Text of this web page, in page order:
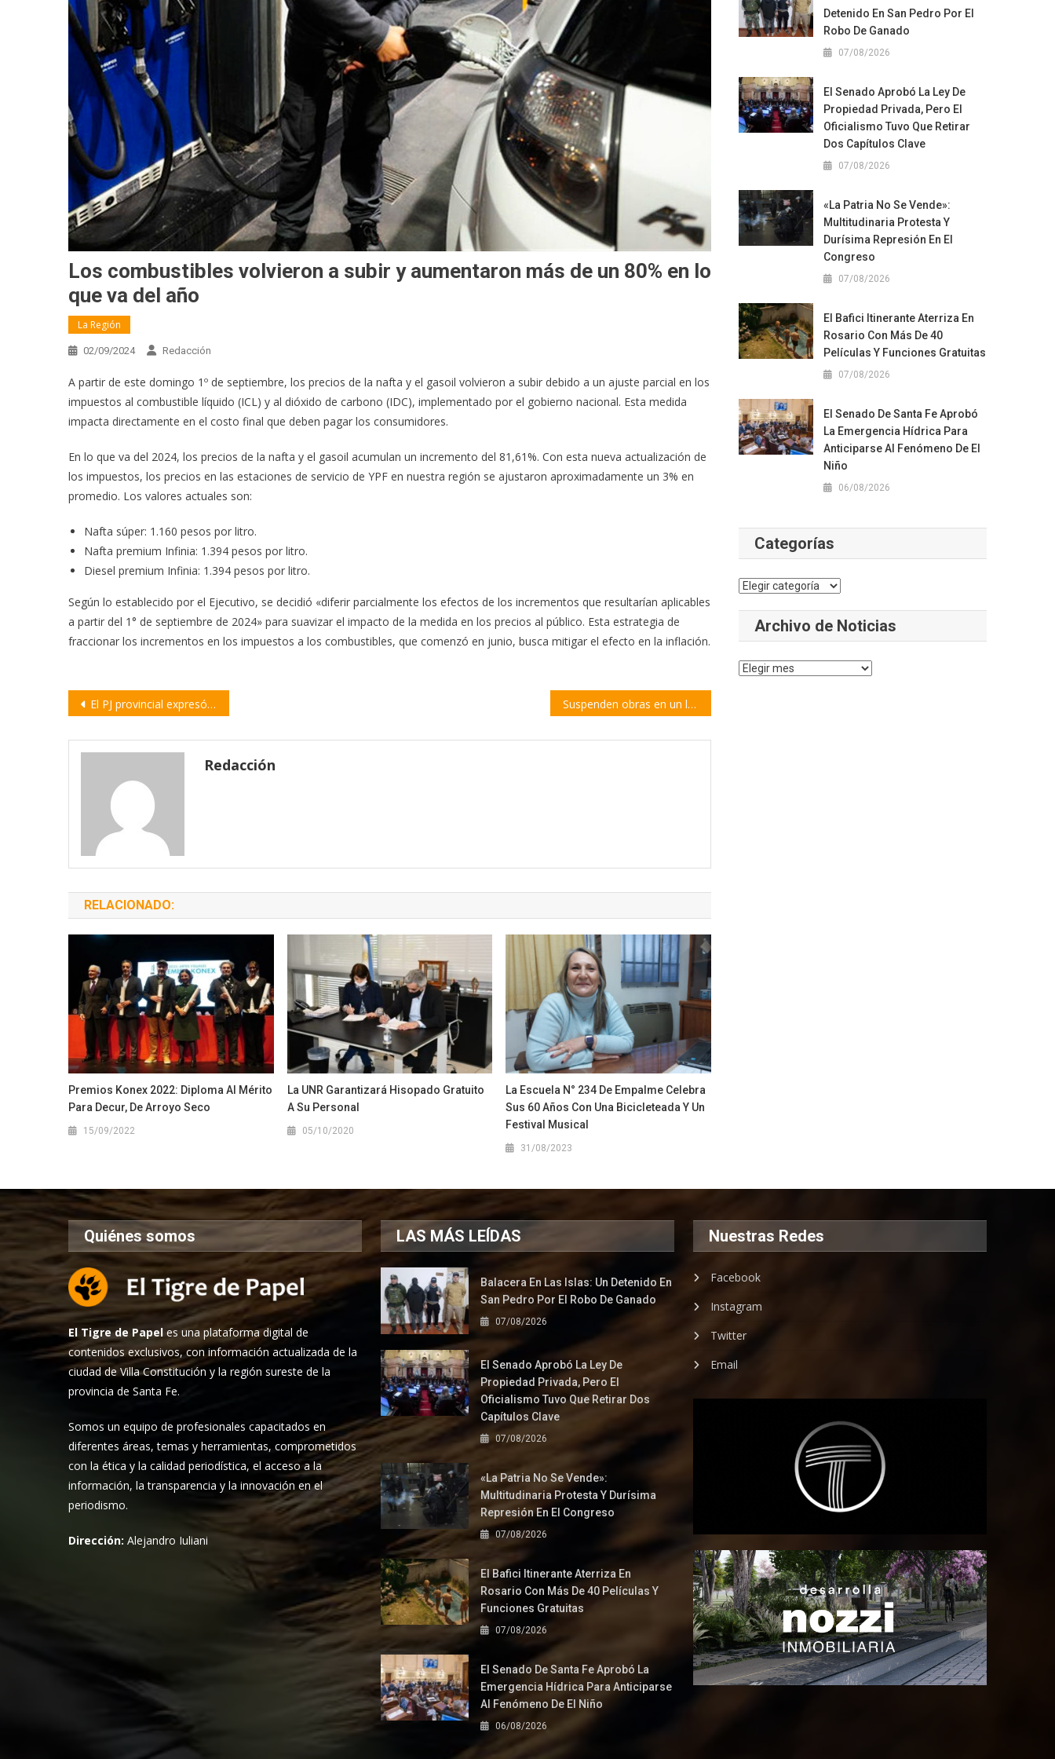
Los combustibles volvieron a subir y aumentaron más de un 80% en lo
que va del año
La Región
02/09/2024 Redacción
A partir de este domingo 1º de septiembre, los precios de la nafta y el gasoil volvieron a subir debido a un ajuste parcial en los
impuestos al combustible líquido (ICL) y al dióxido de carbono (IDC), implementado por el gobierno nacional. Esta medida
impacta directamente en el costo final que deben pagar los consumidores.
En lo que va del 2024, los precios de la nafta y el gasoil acumulan un incremento del 81,61%. Con esta nueva actualización de
los impuestos, los precios en las estaciones de servicio de YPF en nuestra región se ajustaron aproximadamente un 3% en
promedio. Los valores actuales son:
Nafta súper: 1.160 pesos por litro.
Nafta premium Infinia: 1.394 pesos por litro.
Diesel premium Infinia: 1.394 pesos por litro.
Según lo establecido por el Ejecutivo, se decidió «diferir parcialmente los efectos de los incrementos que resultarían aplicables
a partir del 1° de septiembre de 2024» para suavizar el impacto de la medida en los precios al público. Esta estrategia de
fraccionar los incrementos en los impuestos a los combustibles, que comenzó en junio, busca mitigar el efecto en la inflación.
Navegación
entradas
El PJ provincial expresó su rechazo al proyecto de reforma previsional presentado por Pullaro en la Legislatura Suspenden obras en un loteo de Pueblo Esther por falta de habilitación
Redacción
RELACIONADO:
Premios Konex 2022: Diploma Al Mérito
Para Decur, De Arroyo Seco
15/09/2022
La UNR Garantizará Hisopado Gratuito
A Su Personal
05/10/2020
La Escuela N° 234 De Empalme Celebra
Sus 60 Años Con Una Bicicleteada Y Un
Festival Musical
31/08/2023
Detenido En San Pedro Por El
Robo De Ganado
07/08/2026
El Senado Aprobó La Ley De
Propiedad Privada, Pero El
Oficialismo Tuvo Que Retirar
Dos Capítulos Clave
07/08/2026
«La Patria No Se Vende»:
Multitudinaria Protesta Y
Durísima Represión En El
Congreso
07/08/2026
El Bafici Itinerante Aterriza En
Rosario Con Más De 40
Películas Y Funciones Gratuitas
07/08/2026
El Senado De Santa Fe Aprobó
La Emergencia Hídrica Para
Anticiparse Al Fenómeno De El
Niño
06/08/2026
Categorías
Categorías
Archivo de Noticias
Archivo
Quiénes somos
El Tigre de Papel es una plataforma digital de
contenidos exclusivos, con información actualizada de la
ciudad de Villa Constitución y la región sureste de la
provincia de Santa Fe.
Somos un equipo de profesionales capacitados en
diferentes áreas, temas y herramientas, comprometidos
con la ética y la calidad periodística, el acceso a la
información, la transparencia y la innovación en el
periodismo.
Dirección:Alejandro Iuliani
LAS MÁS LEÍDAS
Balacera En Las Islas: Un Detenido En
San Pedro Por El Robo De Ganado
07/08/2026
El Senado Aprobó La Ley De
Propiedad Privada, Pero El
Oficialismo Tuvo Que Retirar Dos
Capítulos Clave
07/08/2026
«La Patria No Se Vende»:
Multitudinaria Protesta Y Durísima
Represión En El Congreso
07/08/2026
El Bafici Itinerante Aterriza En
Rosario Con Más De 40 Películas Y
Funciones Gratuitas
07/08/2026
El Senado De Santa Fe Aprobó La
Emergencia Hídrica Para Anticiparse
Al Fenómeno De El Niño
06/08/2026
Nuestras Redes
Facebook
Instagram
Twitter
Email